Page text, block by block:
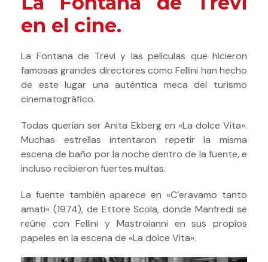
en el cine.
La Fontana de Trevi y las películas que hicieron
famosas grandes directores como Fellini han hecho
de este lugar una auténtica meca del turismo
cinematográfico.
Todas querían ser Anita Ekberg en «La dolce Vita».
Muchas estrellas intentaron repetir la misma
escena de baño por la noche dentro de la fuente, e
incluso recibieron fuertes multas.
La fuente también aparece en «C’eravamo tanto
amati» (1974), de Ettore Scola, donde Manfredi se
reúne con Fellini y Mastroianni en sus propios
papeles en la escena de «La dolce Vita».